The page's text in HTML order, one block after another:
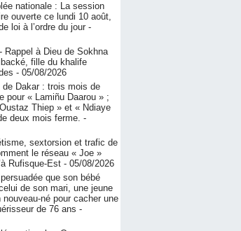
nationale : La session
ouverte ce lundi 10 août,
loi à l’ordre du jour -
Rappel à Dieu de Sokhna
fille du khalife
- 05/08/2026
de Dakar : trois mois de
pour « Lamiñu Daarou » ;
Thiep » et « Ndiaye
deux mois ferme. -
sextorsion et trafic de
le réseau « Joe »
Rufisque-Est - 05/08/2026
que son bébé
de son mari, une jeune
né pour cacher une
de 76 ans -